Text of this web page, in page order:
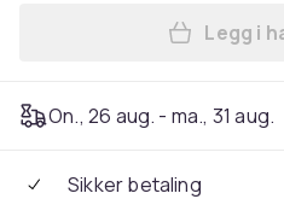
Legg i
On., 26 aug. - ma., 31 aug.
Sikker betaling